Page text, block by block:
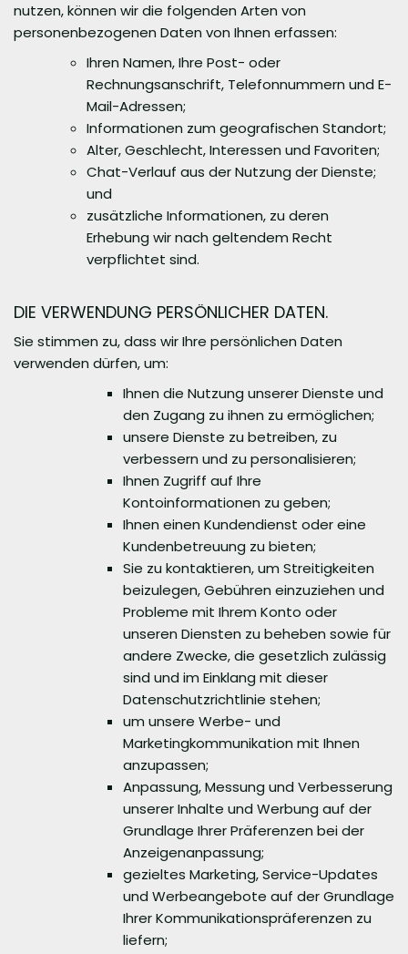
nutzen, können wir die folgenden Arten von
personenbezogenen Daten von Ihnen erfassen:
Ihren Namen, Ihre Post- oder
Rechnungsanschrift, Telefonnummern und E-
Mail-Adressen;
Informationen zum geografischen Standort;
Alter, Geschlecht, Interessen und Favoriten;
Chat-Verlauf aus der Nutzung der Dienste;
und
zusätzliche Informationen, zu deren
Erhebung wir nach geltendem Recht
verpflichtet sind.
DIE VERWENDUNG PERSÖNLICHER DATEN.
Sie stimmen zu, dass wir Ihre persönlichen Daten
verwenden dürfen, um:
Ihnen die Nutzung unserer Dienste und
den Zugang zu ihnen zu ermöglichen;
unsere Dienste zu betreiben, zu
verbessern und zu personalisieren;
Ihnen Zugriff auf Ihre
Kontoinformationen zu geben;
Ihnen einen Kundendienst oder eine
Kundenbetreuung zu bieten;
Sie zu kontaktieren, um Streitigkeiten
beizulegen, Gebühren einzuziehen und
Probleme mit Ihrem Konto oder
unseren Diensten zu beheben sowie für
andere Zwecke, die gesetzlich zulässig
sind und im Einklang mit dieser
Datenschutzrichtlinie stehen;
um unsere Werbe- und
Marketingkommunikation mit Ihnen
anzupassen;
Anpassung, Messung und Verbesserung
unserer Inhalte und Werbung auf der
Grundlage Ihrer Präferenzen bei der
Anzeigenanpassung;
gezieltes Marketing, Service-Updates
und Werbeangebote auf der Grundlage
Ihrer Kommunikationspräferenzen zu
liefern;